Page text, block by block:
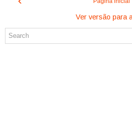
Ver versão para